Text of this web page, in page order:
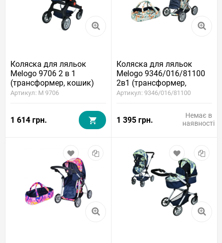
Коляска для ляльок
Melogo 9706 2 в 1
(трансформер, кошик)
Артикул: M 9706
1 614 грн.
Коляска для ляльок
Melogo 9346/016/81100
2в1 (трансформер,
люлька-переноска,
Артикул: 9346/016/81100
1 395 грн.
Немає в
наявності